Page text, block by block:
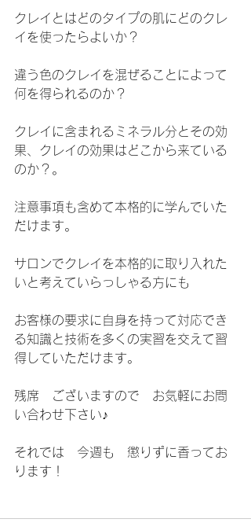
クレイとはどのタイプの肌にどのクレ
イを使ったらよいか？
違う色のクレイを混ぜることによって
何を得られるのか？
クレイに含まれるミネラル分とその効
果、クレイの効果はどこから来ている
のか？。
注意事項も含めて本格的に学んでいた
だけます。
サロンでクレイを本格的に取り入れた
いと考えていらっしゃる方にも
お客様の要求に自身を持って対応でき
る知識と技術を多くの実習を交えて習
得していただけます。
残席　ございますので　お気軽にお問
い合わせ下さい♪
それでは　今週も　懲りずに香ってお
ります！